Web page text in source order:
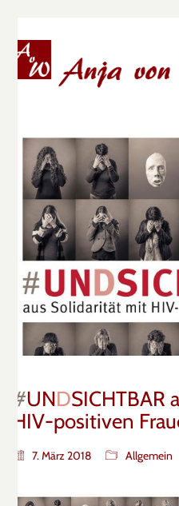
#UNDSICHTBAR
HIV-positiven
7. März 2018 Allgemein